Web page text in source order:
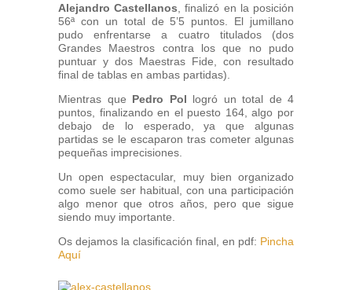
Alejandro Castellanos , finalizó en la posición
56ª con un total de 5’5 puntos. El jumillano
pudo enfrentarse a cuatro titulados (dos
Grandes Maestros contra los que no pudo
puntuar y dos Maestras Fide, con resultado
final de tablas en ambas partidas).
Mientras que Pedro Pol logró un total de 4
puntos, finalizando en el puesto 164, algo por
debajo de lo esperado, ya que algunas
partidas se le escaparon tras cometer algunas
pequeñas imprecisiones.
Un open espectacular, muy bien organizado
como suele ser habitual, con una participación
algo menor que otros años, pero que sigue
siendo muy importante.
Os dejamos la clasificación final, en pdf: Pincha
Aquí